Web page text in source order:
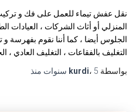
نقل عفش تيماء للعمل على فك و
المنزلي أو أثاث الشركات ، العيادات
الجلوس أيضا ، كما أننا نقوم
التغليف بالفقاعات ، التغليف العادي ،
بواسطة
kurdi، 5 سنوات منذ